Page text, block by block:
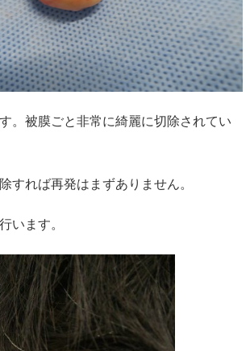
。被膜ごと非常に綺麗に切除されてい
すれば再発はまずありません。
います。